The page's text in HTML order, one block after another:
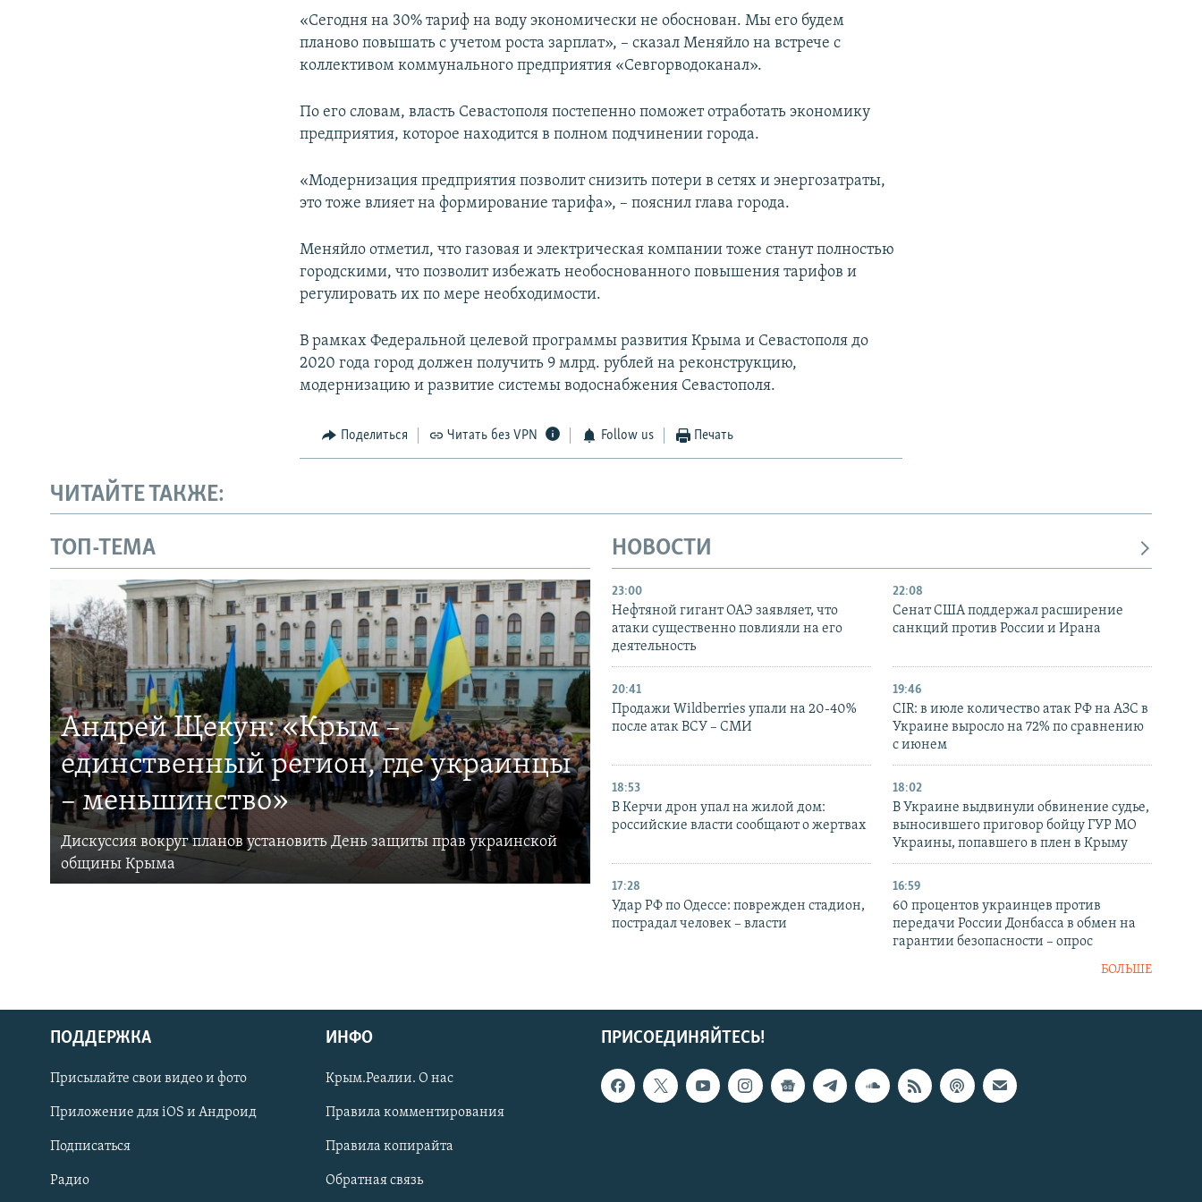
Українською
Qırımtatar
ПРИСОЕДИНЯЙТЕСЬ!
«Сегодня на 30% тариф на воду экономически не обоснован. Мы его будем
планово повышать с учетом роста зарплат», – сказал Меняйло на встрече с
коллективом коммунального предприятия «Севгорводоканал».
По его словам, власть Севастополя постепенно поможет отработать экономику
предприятия, которое находится в полном подчинении города.
«Модернизация предприятия позволит снизить потери в сетях и энергозатраты,
это тоже влияет на формирование тарифа», – пояснил глава города.
Меняйло отметил, что газовая и электрическая компании тоже станут полностью
городскими, что позволит избежать необоснованного повышения тарифов и
регулировать их по мере необходимости.
В рамках Федеральной целевой программы развития Крыма и Севастополя до
2020 года город должен получить 9 млрд. рублей на реконструкцию,
модернизацию и развитие системы водоснабжения Севастополя.
Поделиться Читать без VPN Follow us Печать
ЧИТАЙТЕ ТАКЖЕ:
ТОП-ТЕМА
Андрей Щекун: «Крым –
единственный регион, где украинцы
– меньшинство»
Дискуссия вокруг планов установить День защиты прав украинской
общины Крыма
НОВОСТИ
23:00
Нефтяной гигант ОАЭ заявляет, что
атаки существенно повлияли на его
деятельность
22:08
Сенат США поддержал расширение
санкций против России и Ирана
20:41
Продажи Wildberries упали на 20-40%
после атак ВСУ – СМИ
19:46
CIR: в июле количество атак РФ на АЗС в
Украине выросло на 72% по сравнению
с июнем
18:53
В Керчи дрон упал на жилой дом:
российские власти сообщают о жертвах
18:02
В Украине выдвинули обвинение судье,
выносившего приговор бойцу ГУР МО
Украины, попавшего в плен в Крыму
17:28
Удар РФ по Одессе: поврежден стадион,
пострадал человек – власти
16:59
60 процентов украинцев против
передачи России Донбасса в обмен на
гарантии безопасности – опрос
БОЛЬШЕ
ПРИСОЕДИНЯЙТЕСЬ!
ПОДДЕРЖКА
Присылайте свои видео и фото
Приложение для iOS и Андроид
Подписаться
Радио
ИНФО
Крым.Реалии. О нас
Правила комментирования
Правила копирайта
Обратная связь